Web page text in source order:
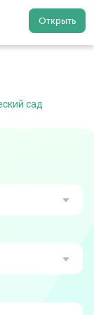
Открыть
сад